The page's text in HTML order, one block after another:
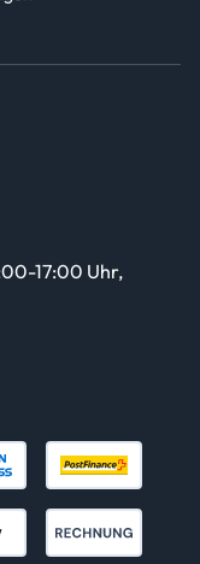
17:00 Uhr,